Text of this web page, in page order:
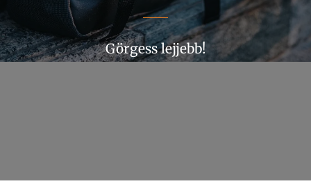
Görgess lejjebb!